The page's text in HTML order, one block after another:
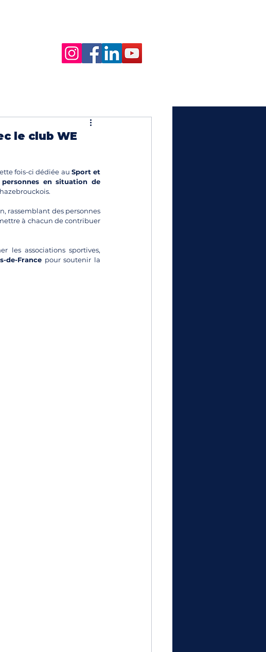
le club WE
fois-ci dédiée au Sport et
en situation de
rassemblant des personnes
à chacun de contribuer
les associations sportives,
de-France